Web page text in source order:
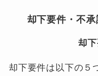
却下要件・不
却
却下要件は以下の５